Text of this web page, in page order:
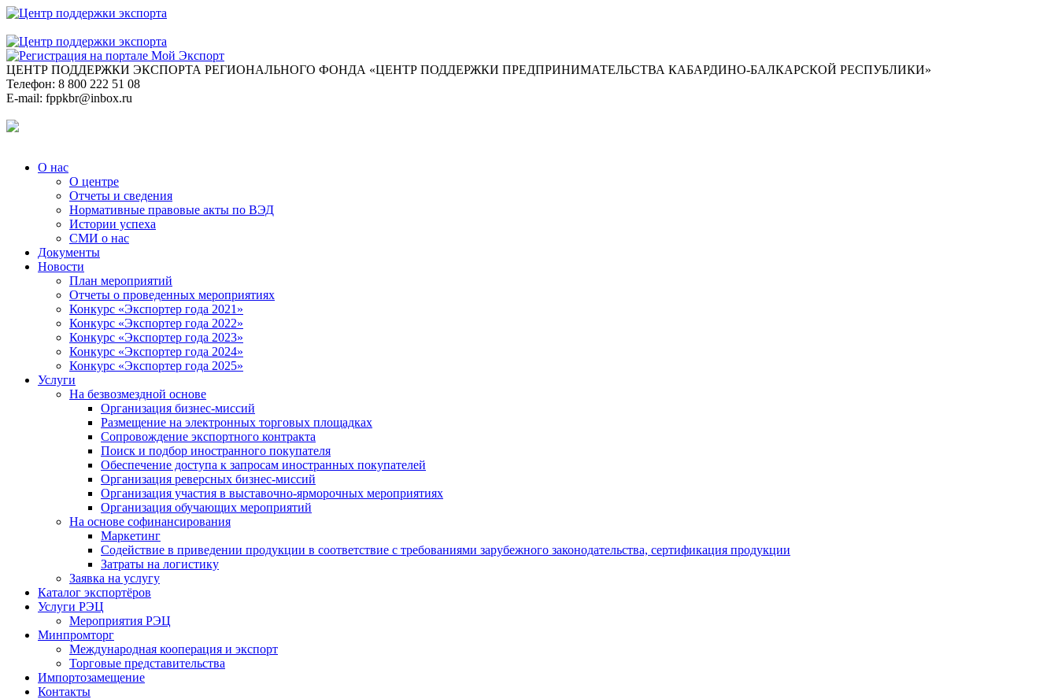
ЦЕНТР ПОДДЕРЖКИ ЭКСПОРТА РЕГИОНАЛЬНОГО ФОНДА «ЦЕНТР ПОДДЕРЖКИ ПРЕДПРИНИМАТЕЛЬСТВА КАБАРДИНО-БАЛКАРСКОЙ РЕСПУБЛИКИ»
Телефон: 8 800 222 51 08
E-mail: fppkbr@inbox.ru
О нас
О центре
Отчеты и сведения
Нормативные правовые акты по ВЭД
Истории успеха
СМИ о нас
Документы
Новости
План мероприятий
Отчеты о проведенных мероприятиях
Конкурс «Экспортер года 2021»
Конкурс «Экспортер года 2022»
Конкурс «Экспортер года 2023»
Конкурс «Экспортер года 2024»
Конкурс «Экспортер года 2025»
Услуги
На безвозмездной основе
Организация бизнес-миссий
Размещение на электронных торговых площадках
Сопровождение экспортного контракта
Поиск и подбор иностранного покупателя
Обеспечение доступа к запросам иностранных покупателей
Организация реверсных бизнес-миссий
Организация участия в выставочно-ярморочных мероприятиях
Организация обучающих мероприятий
На основе софинансирования
Маркетинг
Содействие в приведении продукции в соответствие с требованиями зарубежного законодательства, сертификация продукции
Затраты на логистику
Заявка на услугу
Каталог экспортёров
Услуги РЭЦ
Мероприятия РЭЦ
Минпромторг
Международная кооперация и экспорт
Торговые представительства
Импортозамещение
Контакты